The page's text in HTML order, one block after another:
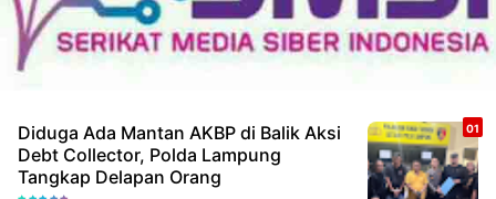
Diduga Ada Mantan AKBP di Balik Aksi
Debt Collector, Polda Lampung
Tangkap Delapan Orang